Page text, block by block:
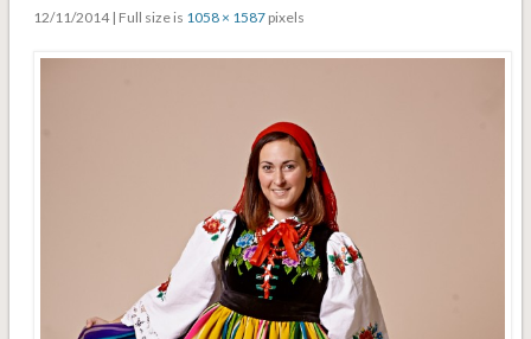
12/11/2014 | Full size is 1058 × 1587pixels